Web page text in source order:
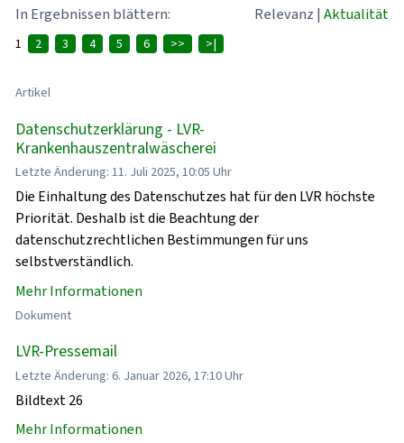
In Ergebnissen blättern:
Relevanz | Aktualität
1 2 3 4 5 6 >> >|
Artikel
Datenschutzerklärung - LVR-
Krankenhauszentralwäscherei
Letzte Änderung: 11. Juli 2025, 10:05 Uhr
Die Einhaltung des Datenschutzes hat für den LVR höchste
Priorität. Deshalb ist die Beachtung der
datenschutzrechtlichen Bestimmungen für uns
selbstverständlich.
Mehr Informationen
Dokument
LVR-Pressemail
Letzte Änderung: 6. Januar 2026, 17:10 Uhr
Bildtext 26
Mehr Informationen